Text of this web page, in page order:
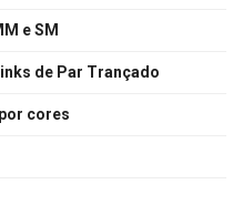
e SM
de Par Trançado
cores